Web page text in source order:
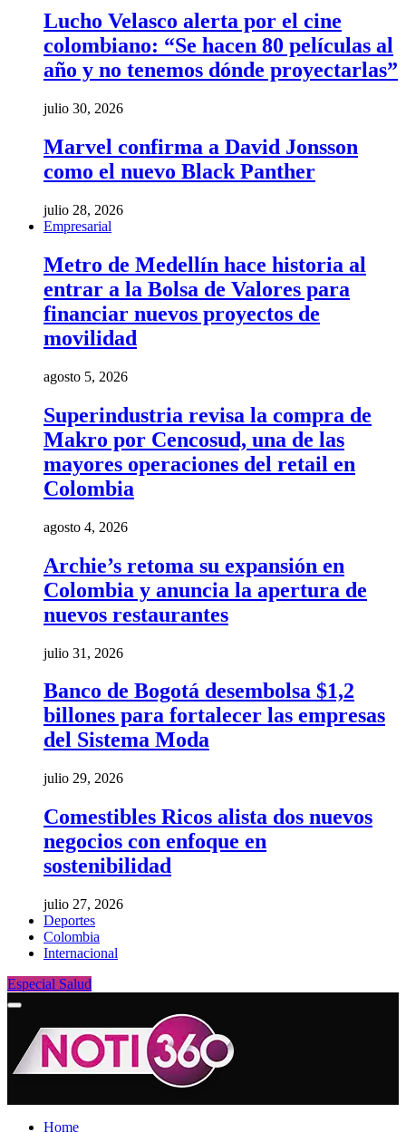
Lucho Velasco alerta por el cine
colombiano: “Se hacen 80 películas al
año y no tenemos dónde proyectarlas”
julio 30, 2026
Marvel confirma a David Jonsson
como el nuevo Black Panther
julio 28, 2026
Empresarial
Metro de Medellín hace historia al
entrar a la Bolsa de Valores para
financiar nuevos proyectos de
movilidad
agosto 5, 2026
Superindustria revisa la compra de
Makro por Cencosud, una de las
mayores operaciones del retail en
Colombia
agosto 4, 2026
Archie’s retoma su expansión en
Colombia y anuncia la apertura de
nuevos restaurantes
julio 31, 2026
Banco de Bogotá desembolsa $1,2
billones para fortalecer las empresas
del Sistema Moda
julio 29, 2026
Comestibles Ricos alista dos nuevos
negocios con enfoque en
sostenibilidad
julio 27, 2026
Deportes
Colombia
Internacional
Especial Salud
Home